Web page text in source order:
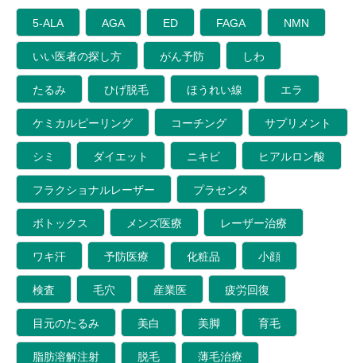
5-ALA AGA ED FAGA NMN
いい医者の探し方 がん予防 しわ
たるみ ひげ脱毛 ほうれい線 エラ
ケミカルピーリング コーチング サプリメント
シミ ダイエット ニキビ ヒアルロン酸
フラクショナルレーザー プラセンタ
ボトックス メンズ医療 レーザー治療
ワキ汗 予防医療 化粧品 小顔
検査 毛穴 産業医 疲労回復
目元のたるみ 美白 美脚 育毛
脂肪溶解注射 脱毛 薄毛治療